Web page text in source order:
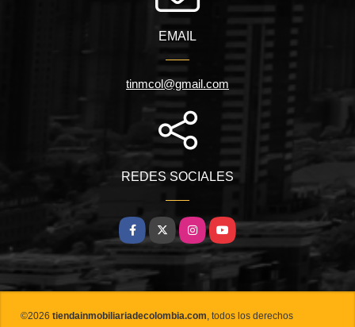
EMAIL
tinmcol@gmail.com
REDES SOCIALES
Facebook
X InstagramYouTube
©2026 tiendainmobiliariadecolombia.com, todos los derechos